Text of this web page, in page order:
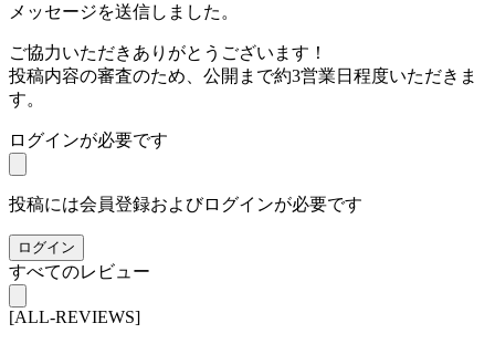
メッセージを送信しました。
ご協力いただきありがとうございます！
投稿内容の審査のため、公開まで約3営業日程度いただきま
す。
ログインが必要です
投稿には会員登録およびログインが必要です
ログイン
すべてのレビュー
[ALL-REVIEWS]